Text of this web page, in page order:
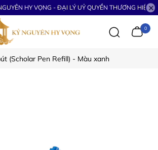
HY VỌNG - ĐẠI LÝ UỶ QUYỀN THƯƠNG HIỆU
0
(Scholar Pen Refill) - Màu xanh